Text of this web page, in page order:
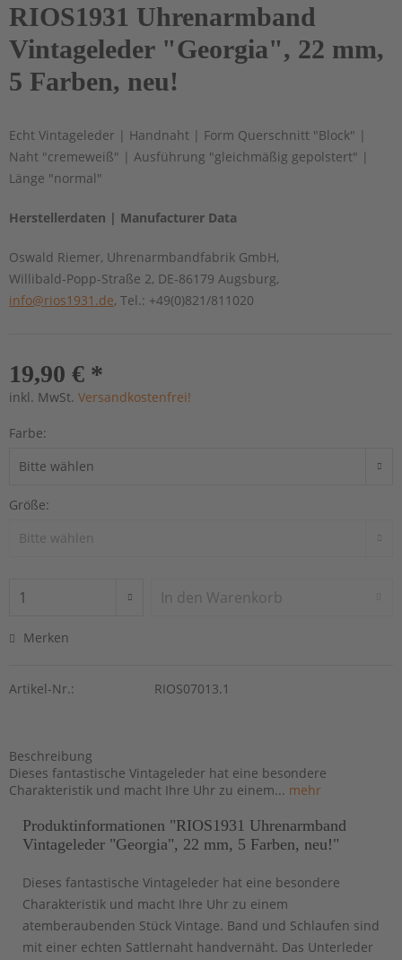
RIOS1931 Uhrenarmband
Vintageleder "Georgia", 22 mm,
5 Farben, neu!
Echt Vintageleder | Handnaht | Form Querschnitt "Block" |
Naht "cremeweiß" | Ausführung "gleichmäßig gepolstert" |
Länge "normal"
Herstellerdaten | Manufacturer Data
Oswald Riemer, Uhrenarmbandfabrik GmbH,
Willibald-Popp-Straße 2, DE-86179 Augsburg,
info@rios1931.de, Tel.: +49(0)821/811020
19,90 € *
inkl. MwSt. Versandkostenfrei!
Farbe:
Größe:
In den Warenkorb
Merken
Artikel-Nr.: RIOS07013.1
Beschreibung
Dieses fantastische Vintageleder hat eine besondere
Charakteristik und macht Ihre Uhr zu einem... mehr
Produktinformationen "RIOS1931 Uhrenarmband
Vintageleder "Georgia", 22 mm, 5 Farben, neu!"
Dieses fantastische Vintageleder hat eine besondere
Charakteristik und macht Ihre Uhr zu einem
atemberaubenden Stück Vintage. Band und Schlaufen sind
mit einer echten Sattlernaht handvernäht. Das Unterleder